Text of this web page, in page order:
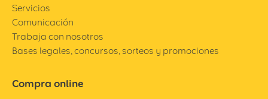
Servicios
Comunicación
Trabaja con nosotros
Bases legales, concursos, sorteos y promociones
Compra online